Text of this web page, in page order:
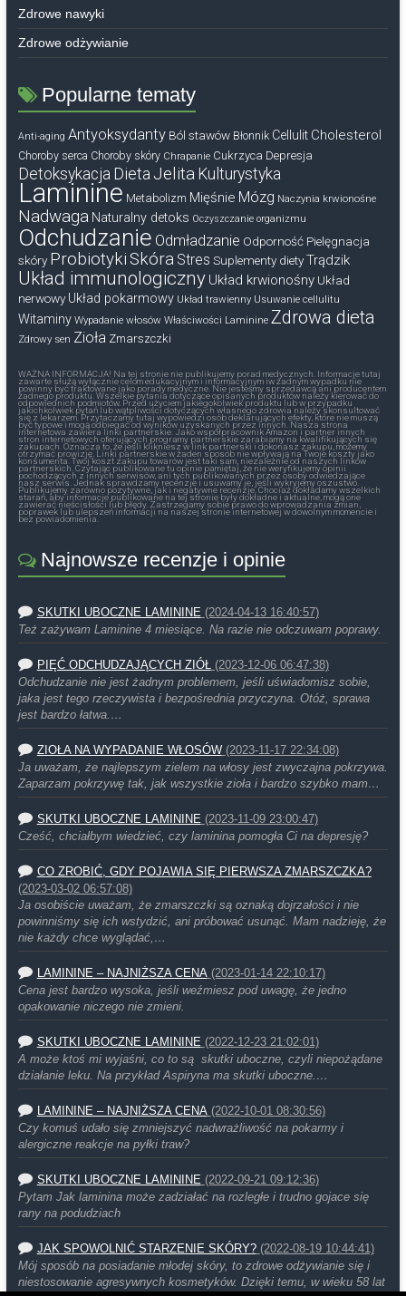
Zdrowe nawyki
Zdrowe odżywianie
Popularne tematy
Anti-aging Antyoksydanty Ból stawów Błonnik Cellulit Cholesterol
Choroby serca Choroby skóry Chrapanie Cukrzyca Depresja
Detoksykacja Dieta Jelita Kulturystyka
Laminine Metabolizm Mięśnie Mózg Naczynia krwionośne
Nadwaga Naturalny detoks Oczyszczanie organizmu
Odchudzanie Odmładzanie Odporność Pielęgnacja
skóry Probiotyki Skóra Stres Suplementy diety Trądzik
Układ immunologiczny Układ krwionośny Układ
nerwowy Układ pokarmowy Układ trawienny Usuwanie cellulitu
Witaminy Wypadanie włosów Właściwości Laminine Zdrowa dieta
Zdrowy sen Zioła Zmarszczki
WAŻNA INFORMACJA! Na tej stronie nie publikujemy porad medycznych. Informacje tutaj
zawarte służą wyłącznie celom edukacyjnym i informacyjnym iw żadnym wypadku nie
powinny być traktowane jako porady medyczne. Nie jesteśmy sprzedawcą ani producentem
żadnego produktu. Wszelkie pytania dotyczące opisanych produktów należy kierować do
odpowiednich podmiotów. Przed użyciem jakiegokolwiek produktu lub w przypadku
jakichkolwiek pytań lub wątpliwości dotyczących własnego zdrowia należy skonsultować
się z lekarzem. Przytaczamy tutaj wypowiedzi osób deklarujących efekty, które nie muszą
być typowe i mogą odbiegać od wyników uzyskanych przez innych. Nasza strona
internetowa zawiera linki partnerskie. Jako współpracownik Amazon i partner innych
stron internetowych oferujących programy partnerskie zarabiamy na kwalifikujących się
zakupach. Oznacza to, że jeśli klikniesz w link partnerski i dokonasz zakupu, możemy
otrzymać prowizję. Linki partnerskie w żaden sposób nie wpływają na Twoje koszty jako
konsumenta. Twój koszt zakupu towarów jest taki sam, niezależnie od naszych linków
partnerskich. Czytając publikowane tu opinie pamiętaj, że nie weryfikujemy opinii
pochodzących z innych serwisów, ani tych publikowanych przez osoby odwiedzające
nasz serwis. Jednak sprawdzamy recenzje i usuwamy je, jeśli wykryjemy oszustwo.
Publikujemy zarówno pozytywne, jak i negatywne recenzje. Chociaż dokładamy wszelkich
starań, aby informacje publikowane na tej stronie były dokładne i aktualne, mogą one
zawierać nieścisłości lub błędy. Zastrzegamy sobie prawo do wprowadzania zmian,
poprawek lub ulepszeń informacji na naszej stronie internetowej w dowolnym momencie i
bez powiadomienia.
Najnowsze recenzje i opinie
SKUTKI UBOCZNE LAMININE (2024-04-13 16:40:57)
Też zażywam Laminine 4 miesiące. Na razie nie odczuwam poprawy.
PIĘĆ ODCHUDZAJĄCYCH ZIÓŁ (2023-12-06 06:47:38)
Odchudzanie nie jest żadnym problemem, jeśli uświadomisz sobie,
jaka jest tego rzeczywista i bezpośrednia przyczyna. Otóż, sprawa
jest bardzo łatwa.…
ZIOŁA NA WYPADANIE WŁOSÓW (2023-11-17 22:34:08)
Ja uważam, że najlepszym zielem na włosy jest zwyczajna pokrzywa.
Zaparzam pokrzywę tak, jak wszystkie zioła i bardzo szybko mam…
SKUTKI UBOCZNE LAMININE (2023-11-09 23:00:47)
Cześć, chciałbym wiedzieć, czy laminina pomogła Ci na depresję?
CO ZROBIĆ, GDY POJAWIA SIĘ PIERWSZA ZMARSZCZKA?
(2023-03-02 06:57:08)
Ja osobiście uważam, że zmarszczki są oznaką dojrzałości i nie
powinniśmy się ich wstydzić, ani próbować usunąć. Mam nadzieję, że
nie każdy chce wyglądać,…
LAMININE – NAJNIŻSZA CENA (2023-01-14 22:10:17)
Cena jest bardzo wysoka, jeśli weźmiesz pod uwagę, że jedno
opakowanie niczego nie zmieni.
SKUTKI UBOCZNE LAMININE (2022-12-23 21:02:01)
A może ktoś mi wyjaśni, co to są skutki uboczne, czyli niepożądane
działanie leku. Na przykład Aspiryna ma skutki uboczne.…
LAMININE – NAJNIŻSZA CENA (2022-10-01 08:30:56)
Czy komuś udało się zmniejszyć nadwrażliwość na pokarmy i
alergiczne reakcje na pyłki traw?
SKUTKI UBOCZNE LAMININE (2022-09-21 09:12:36)
Pytam Jak laminina może zadziałać na rozległe i trudno gojace się
rany na podudziach
JAK SPOWOLNIĆ STARZENIE SKÓRY? (2022-08-19 10:44:41)
Mój sposób na posiadanie młodej skóry, to zdrowe odżywianie się i
niestosowanie agresywnych kosmetyków. Dzięki temu, w wieku 58 lat